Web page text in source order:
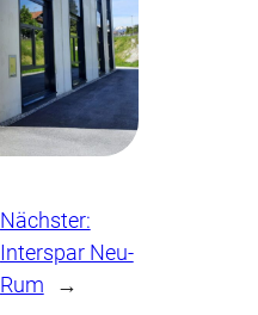
Nächster:
Interspar Neu-
Rum
→